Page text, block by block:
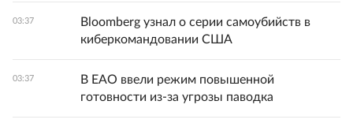
03:37
Bloomberg узнал о серии самоубийств в
киберкомандовании США
03:37
В ЕАО ввели режим повышенной
готовности из-за угрозы паводка